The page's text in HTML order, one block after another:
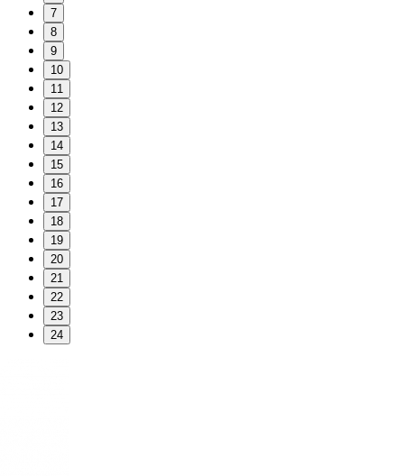
7
8
9
10
11
12
13
14
15
16
17
18
19
20
21
22
23
24